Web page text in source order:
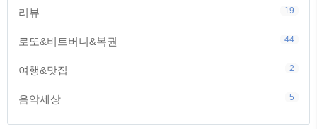
리뷰 19
로또&비트버니&복권 44
여행&맛집 2
음악세상 5